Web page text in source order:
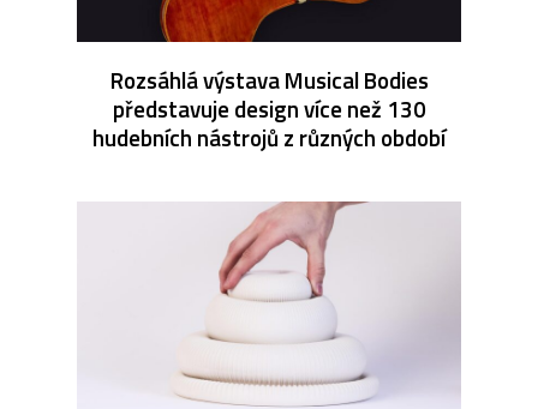
Rozsáhlá výstava Musical Bodies
představuje design více než 130
hudebních nástrojů z různých období